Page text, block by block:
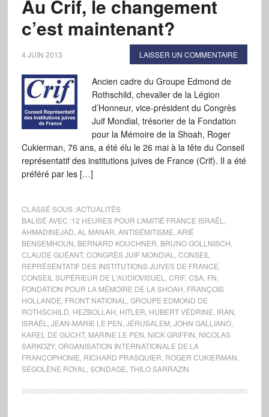
Au Crif, le changement
c’est maintenant?
4 JUIN 2013 LAISSER UN COMMENTAIRE
Ancien cadre du Groupe Edmond de
Rothschild, chevalier de la Légion
d’Honneur, vice-président du Congrès
Juif Mondial, trésorier de la Fondation
pour la Mémoire de la Shoah, Roger
Cukierman, 76 ans, a été élu le 26 mai à la tête du Conseil
représentatif des institutions juives de France (Crif). Il a été
préféré par les […]
CLASSÉ SOUS :ACTUALITÉS
BALISÉ AVEC :12 HEURES POUR L’AMITIÉ FRANCE ISRAËL
AHMADINEJAD AL MANAR ANTISÉMITISME ARIÉ
BENSEMHOUN BERNARD KOUCHNER BRUNO GOLLNISCH
CLAUDE GUÉANT, CONGRÈS JUIF MONDIAL
CONSEIL
REPRÉSENTATIF DES INSTITUTIONS JUIVES DE FRANCE
CONSEIL SUPÉRIEUR DE L'AUDIOVISUEL
CRIF, CSA, FN
FONDATION POUR LA MÉMOIRE DE LA SHOAH FRANÇOIS
HOLLANDE FRONT NATIONAL
GROUPE EDMOND DE
ROTHSCHILD HEZBOLLAH HITLER HUBERT VÉDRINE IRAN
ISRAËL
JEAN-MARIE LE PEN JÉRUSALEM JOHN GALLIANO,
KAREL DE GUCHT, MARINE LE PEN NICK GRIFFIN NICOLAS
SARKOZY, ORGANISATION INTERNATIONALE DE LA
FRANCOPHONIE RICHARD PRASQUIER ROGER CUKIERMAN
SÉGOLÈNE ROYAL
SONDAGE THILO SARRAZIN